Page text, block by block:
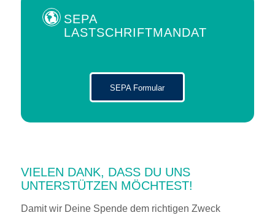
SEPA
LASTSCHRIFTMANDAT
SEPA Formular
VIELEN DANK, DASS DU UNS
UNTERSTÜTZEN MÖCHTEST!
Damit wir Deine Spende dem richtigen Zweck